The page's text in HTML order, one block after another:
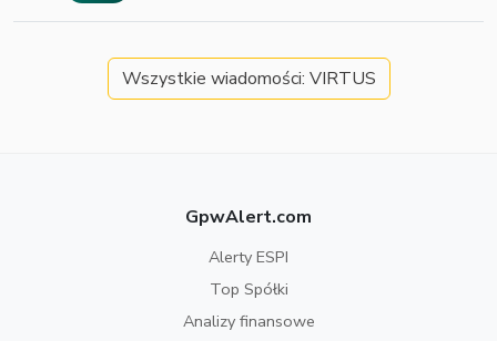
Wszystkie wiadomości: VIRTUS
GpwAlert.com
Alerty ESPI
Top Spółki
Analizy finansowe